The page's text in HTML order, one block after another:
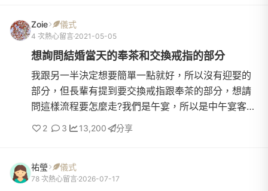
Zoie 儀式
4 次熱心留言 2021-05-05
想詢問結婚當天的奉茶和交換戒指的部分
我跟另一半決定想要簡單一點就好，所以沒有迎娶的
部分，但長輩有提到要交換戒指跟奉茶的部分，想請
問這樣流程要怎麼走?我們是午宴，所以是中午宴客前
先交換戒指再接著奉茶嗎? (然後穿著厚重又有尾巴的
好親友在旁邊觀看這樣就好?不用再另外多準備什麼
吧?或是奉茶的流程是一一的向長輩奉茶，然後收完杯
2 3 13,200 分享
祐瑩 儀式
78 次熱心留言 2026-07-17